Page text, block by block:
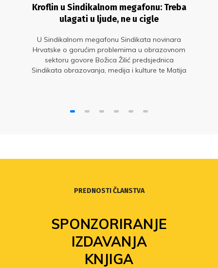
Kroflin u Sindikalnom megafonu: Treba
ulagati u ljude, ne u cigle
U Sindikalnom megafonu Sindikata novinara
Hrvatske o gorućim problemima u obrazovnom
sektoru govore Božica Žilić predsjednica
Sindikata obrazovanja, medija i kulture te Matija
PREDNOSTI ČLANSTVA
SPONZORIRANJE
IZDAVANJA
KNJIGA